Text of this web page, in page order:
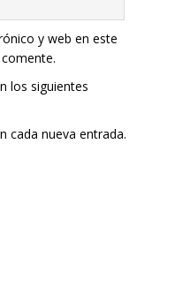
y web en este
los siguientes
cada nueva entrada.